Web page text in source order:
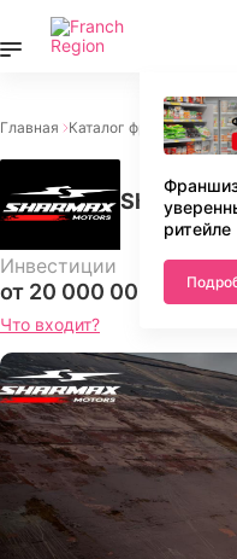
ритейле
Главная Каталог франшиз
Sharmax
Инвестиции
от 20 000 000 ₽
Что входит?